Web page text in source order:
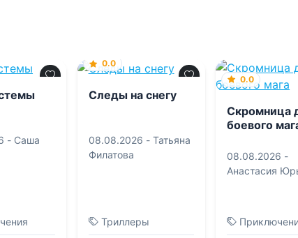
- Саша
0.0
Следы на снегу
08.08.2026 - Татьяна
Филатова
Триллеры
0.0
Скромница
боевого
08.08.2026 -
Анастасия